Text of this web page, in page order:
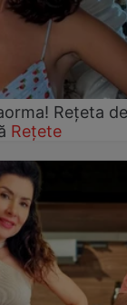
Rețeta de
Rețete